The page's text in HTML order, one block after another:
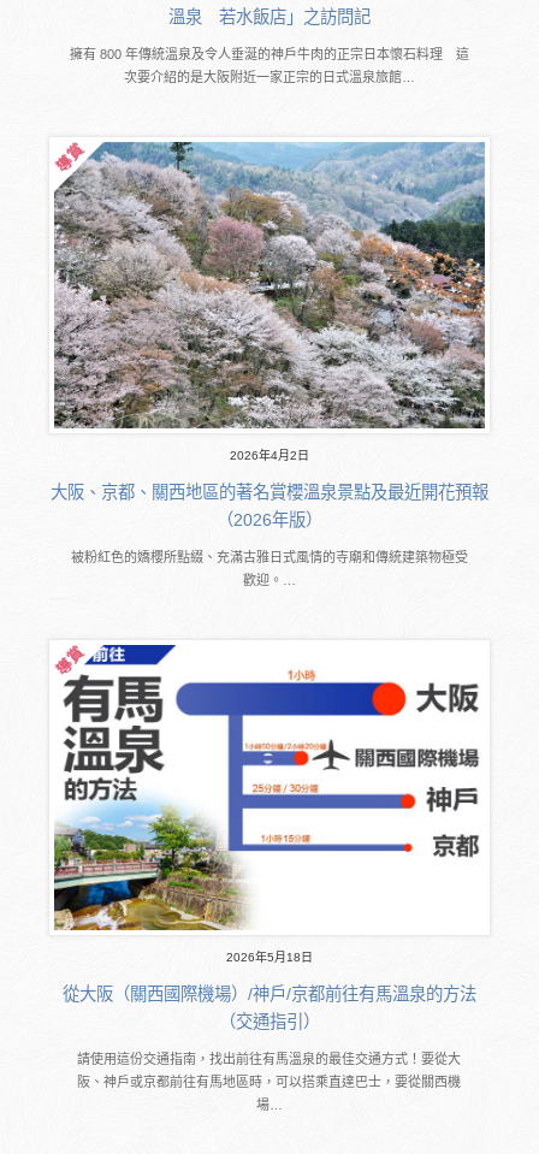
溫泉 若水飯店」之訪問記
擁有 800 年傳統溫泉及令人垂涎的神戶牛肉的正宗日本懷石料理 這
次要介紹的是大阪附近一家正宗的日式溫泉旅館…
2026年4月2日
大阪、京都、關西地區的著名賞櫻溫泉景點及最近開花預報
（2026年版）
被粉紅色的嬌櫻所點綴、充滿古雅日式風情的寺廟和傳統建築物極受
歡迎。…
2026年5月18日
從大阪（關西國際機場）/神戶/京都前往有馬溫泉的方法
（交通指引）
請使用這份交通指南，找出前往有馬溫泉的最佳交通方式！要從大
阪、神戶或京都前往有馬地區時，可以搭乘直達巴士，要從關西機
場…